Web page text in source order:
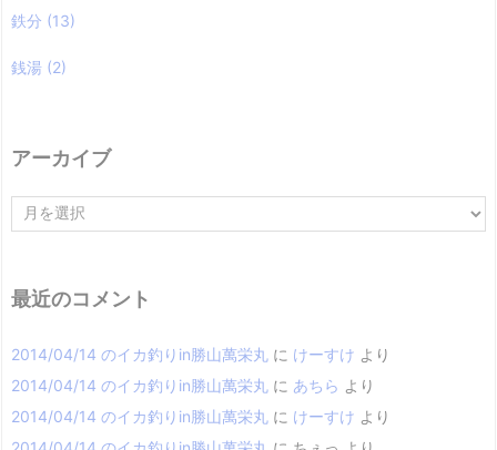
鉄分 (13)
銭湯 (2)
アーカイブ
ー
ブ
最近のコメント
2014/04/14 のイカ釣りin勝山萬栄丸 に けーすけ より
2014/04/14 のイカ釣りin勝山萬栄丸 に あちら より
2014/04/14 のイカ釣りin勝山萬栄丸 に けーすけ より